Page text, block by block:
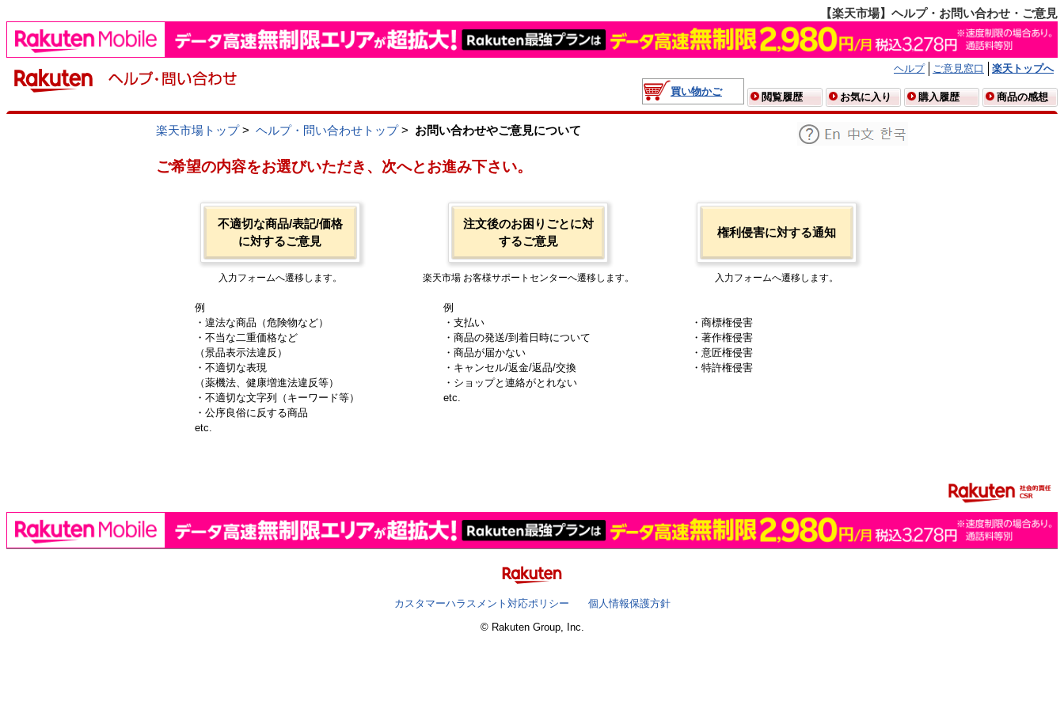
【楽天市場】ヘルプ・お問い合わせ・ご意見
ヘルプ ご意見窓口
楽天トップへ
買い物かご
閲覧履歴 お気に入り 購入履歴 商品の感想
楽天市場トップ> ヘルプ・問い合わせトップ> お問い合わせやご意見について
ご希望の内容をお選びいただき、次へとお進み下さい。
不適切な商品/表記/価格
に対するご意見
入力フォームへ遷移します。
例
・違法な商品（危険物など）
・不当な二重価格など
（景品表示法違反）
・不適切な表現
（薬機法、健康増進法違反等）
・不適切な文字列（キーワード等）
・公序良俗に反する商品
etc.
注文後のお困りごとに対
するご意見
楽天市場 お客様サポートセンターへ遷移します。
例
・支払い
・商品の発送/到着日時について
・商品が届かない
・キャンセル/返金/返品/交換
・ショップと連絡がとれない
etc.
権利侵害に対する通知
入力フォームへ遷移します。
・商標権侵害
・著作権侵害
・意匠権侵害
・特許権侵害
カスタマーハラスメント対応ポリシー
個人情報保護方針
© Rakuten Group, Inc.